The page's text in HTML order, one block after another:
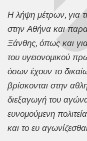
Η λήψη μέτρων, για
στην Αθήνα και
Ξάνθης, όπως και
του υγειονομικού
όσων έχουν το
βρίσκονται στην
διεξαγωγή του
ευνομούμενη
και το ευ